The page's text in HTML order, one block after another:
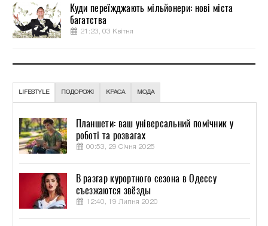
Куди переїжджають мільйонери: нові міста
багатства
21:23, 03 Квітня
LIFESTYLE ПОДОРОЖІ КРАСА МОДА
Планшети: ваш універсальний помічник у
роботі та розвагах
00:53, 29 Січня 2025
В разгар курортного сезона в Одессу
съезжаются звёзды
12:40, 19 Липня 2020